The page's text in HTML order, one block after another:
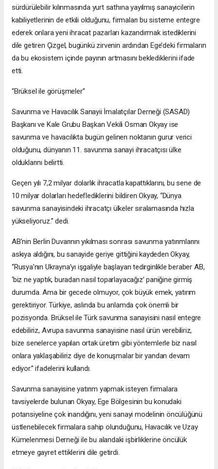
sürdürülebilir kılınmasında yurt sathına yayılmış sanayicilerin
kabiliyetlerinin de etkili olduğunu, firmaları bu sisteme entegre
ederek onlara yeni ihracat pazarları kazandırmak istediklerini
dile getiren Çizgel, bugünkü zirvenin ardından Ege’deki firmaların
da bu ekosistem içinde payının artmasını beklediklerini ifade
etti.
“Brüksel ile görüşmeler”
Savunma ve Havacılık Sanayii İmalatçılar Derneği (SASAD)
Başkanı ve Kale Grubu Başkan Vekili Osman Okyay ise
savunma ve havacılıkta bugün gelinen noktanın gurur verici
olduğunu, dünyanın 11. savunma sanayi ihracatçısı ülke
olduklarını belirtti.
Geçen yılı 7,2 milyar dolarlık ihracatla kapattıklarını, bu sene de
10 milyar dolarları hedeflediklerini bildiren Okyay, “Dünya
savunma sanayisindeki ihracatçı ülkeler sıralamasında hızla
yükseliyoruz.” dedi.
AB’nin Berlin Duvarının yıkılması sonrası savunma yatırımlarını
askıya aldığını, bu sanayide geriye gittiğini kaydeden Okyay,
“Rusya’nın Ukrayna’yı işgaliyle başlayan tedirginlikle beraber AB,
‘biz ne yaptık, buradan nasıl toparlayacağız’ paniğine girmiş
durumda. Ama bir gecede olmuyor, çok büyük emek, yatırım
gerektiriyor. Türkiye, aslında bu anlamda çok önemli bir
pozisyonda. Brüksel ile Türk savunma sanayisini nasıl entegre
edebiliriz, Avrupa savunma sanayisine nasıl ürün verebiliriz,
bize senelerce yapılan ortak üretim gibi yöntemlerle biz nasıl
onlara yaklaşabiliriz diye de konuşmalar bir yandan devam
ediyor.” ifadelerini kullandı.
Savunma sanayisine yatırım yapmak isteyen firmalara
tavsiyelerde bulunan Okyay, Ege Bölgesinin bu konudaki
potansiyeline çok inandığını, yeni sanayi modelinin öncülüğünü
üstlenebilecek firmalara sahip olunduğunu, Havacılık ve Uzay
Kümelenmesi Derneği ile bu alandaki işbirliklerine öncülük
etmeye gayret ettiklerini dile getirdi.